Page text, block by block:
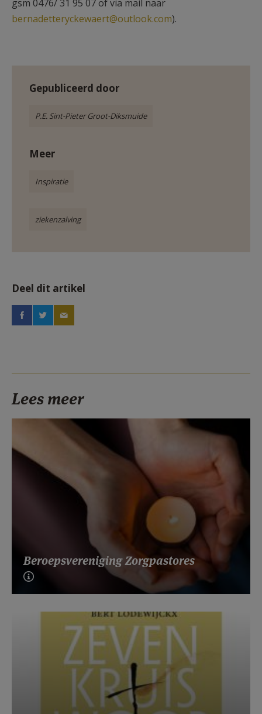
gsm 0476/ 31 95 07 of via mail naar
bernadetteryckewaert@outlook.com).
Gepubliceerd door
P.E. Sint-Pieter Groot-Diksmuide
Meer
Inspiratie
ziekenzalving
Deel dit artikel
Lees meer
Beroepsvereniging Zorgpastores